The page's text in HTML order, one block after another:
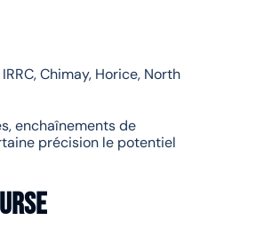
Chimay, Horice, North
enchaînements de
précision le potentiel